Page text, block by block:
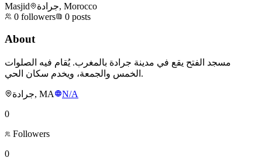
Masjid
جرادة, Morocco
0 followers 0 posts
About
مسجد الفتح يقع في مدينة جرادة بالمغرب. يُقام فيه الصلوات
الخمس والجمعة، ويخدم سكان الحي.
جرادة, MA
N/A
0
Followers
0